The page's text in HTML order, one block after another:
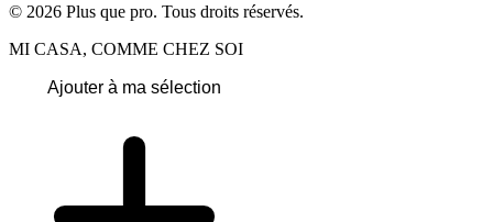
© 2026 Plus que pro. Tous droits réservés.
MI CASA, COMME CHEZ SOI
Ajouter à ma sélection